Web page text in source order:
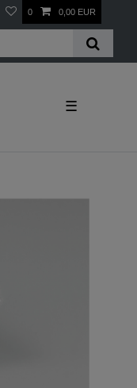
0 0,00 EUR
☰